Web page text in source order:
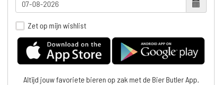
Zet op mijn wishlist
Altijd jouw favoriete bieren op zak met de Bier Butler App.